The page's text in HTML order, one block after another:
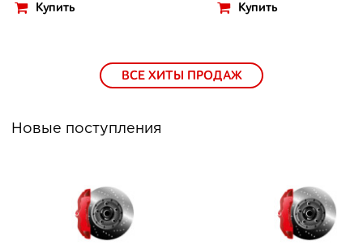
Купить Купить
ВСЕ ХИТЫ ПРОДАЖ
Новые поступления